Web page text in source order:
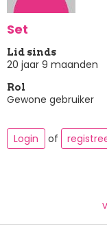
Set
Lid sinds
20 jaar 9 maanden
Rol
Gewone gebruiker
Login of